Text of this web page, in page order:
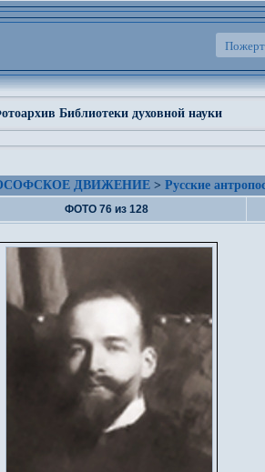
Библиотеки духовной науки
ДВИЖЕНИЕ > Русские
ФОТО 76 из 128